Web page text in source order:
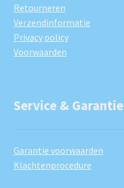
Retourneren
Verzendinformatie
Privacy policy
Voorwaarden
Service & Garantie
Garantie voorwaarden
Klachtenprocedure